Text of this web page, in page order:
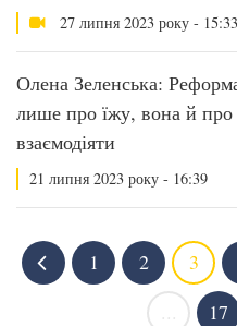
27 липня 2023 року - 15:33
Олена Зеленська:
лише про їжу, вона й про
взаємодіяти
21 липня 2023 року - 16:39
1 2 3
17